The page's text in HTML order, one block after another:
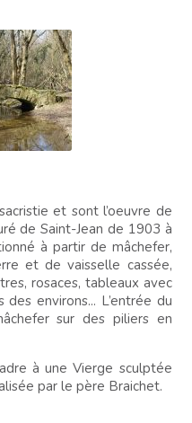
et sont l’oeuvre de
de Saint-Jean de 1903 à
à partir de mâchefer,
et de vaisselle cassée,
rosaces, tableaux avec
environs... L’entrée du
sur des piliers en
à une Vierge sculptée
par le père Braichet.